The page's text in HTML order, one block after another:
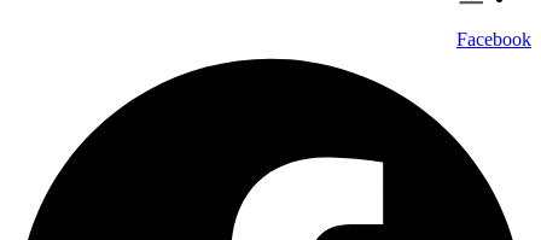
Facebook